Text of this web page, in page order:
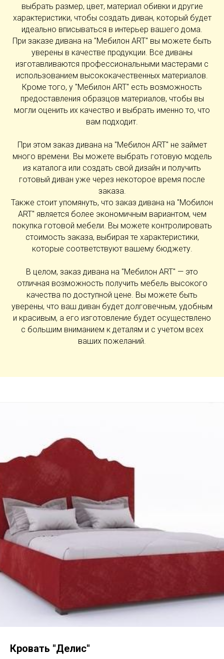
выбрать размер, цвет, материал обивки и другие
характеристики, чтобы создать диван, который будет
идеально вписываться в интерьер вашего дома.
При заказе дивана на "Мебилон ART" вы можете быть
уверены в качестве продукции. Все диваны
изготавливаются профессиональными мастерами с
использованием высококачественных материалов.
Кроме того, у "Мебилон ART" есть возможность
предоставления образцов материалов, чтобы вы
могли оценить их качество и выбрать именно то, что
вам подходит.
При этом заказ дивана на "Мебилон ART" не займет
много времени. Вы можете выбрать готовую модель
из каталога или создать свой дизайн и получить
готовый диван уже через некоторое время после
заказа.
Также стоит упомянуть, что заказ дивана на "Мобилон
ART" является более экономичным вариантом, чем
покупка готовой мебели. Вы можете контролировать
стоимость заказа, выбирая те характеристики,
которые соответствуют вашему бюджету.
В целом, заказ дивана на "Мебилон ART" — это
отличная возможность получить мебель высокого
качества по доступной цене. Вы можете быть
уверены, что ваш диван будет долговечным, удобным
и красивым, а его изготовление будет осуществлено
с большим вниманием к деталям и с учетом всех
ваших пожеланий.
Кровать "Делис"